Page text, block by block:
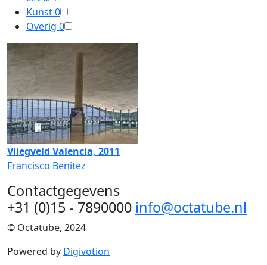
Kunst0
Overig 0
Vliegveld Valencia, 2011
Francisco Benitez
Contactgegevens
+31 (0)15 - 7890000 info@octatube.nl
© Octatube, 2024
Powered by Digivotion